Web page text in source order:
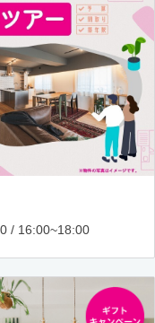
/ 16:00~18:00